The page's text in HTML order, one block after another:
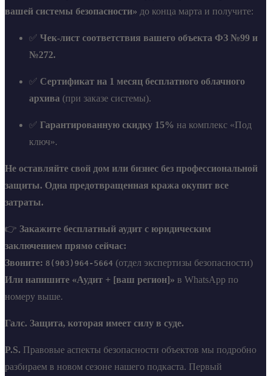
вашей системы безопасности» до конца марта и получите:
✅ Чек-лист соответствия вашего объекта ФЗ №99 и
№272.
✅ Сертификат на 1 месяц бесплатного облачного
архива (при заказе системы).
✅ Гарантированную скидку 15% на комплекс «Под
ключ».
Не оставляйте свой дом или бизнес без профессиональной
защиты. Одна предотвращенная кража окупит все
затраты.
👉 Закажите бесплатный аудит с юридическим
заключением прямо сейчас:
Звоните: 8(903)964-5664 (отдел экспертизы безопасности)
Или напишите «Аудит + [ваш регион]» в WhatsApp по
номеру выше.
Галс. Защита, которая имеет силу в суде.
P.S. Правовые аспекты безопасности объектов мы подробно
разбираем в новом сезоне нашего подкаста. Первый